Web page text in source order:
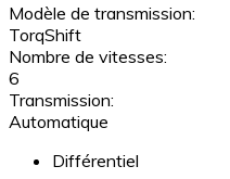
Modèle de transmission:
TorqShift
Nombre de vitesses:
6
Transmission:
Automatique
Différentiel